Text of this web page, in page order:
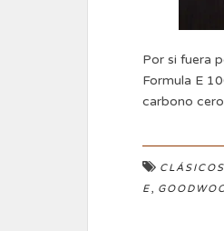
Por si fuera
Formula E
carbono
CLÁSICOS
E,